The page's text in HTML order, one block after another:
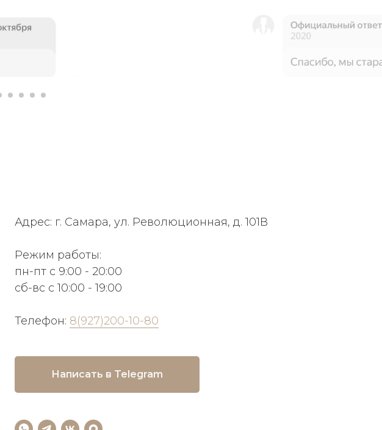
Адрес: г. Самара, ул. Революционная, д. 101В
Режим работы:
пн-пт с 9:00 - 20:00
сб-вс с 10:00 - 19:00
Телефон: 8(927)200-10-80
Написать в Telegram